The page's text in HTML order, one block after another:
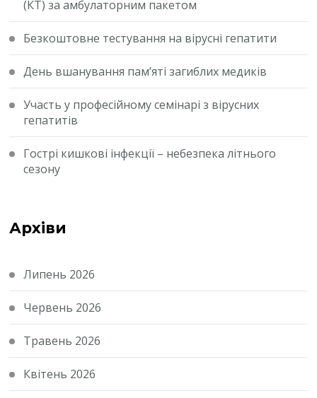
(КТ) за амбулаторним пакетом
Безкоштовне тестування на вірусні гепатити
День вшанування пам’яті загиблих медиків
Участь у професійному семінарі з вірусних
гепатитів
Гострі кишкові інфекції – небезпека літнього
сезону
Архіви
Липень 2026
Червень 2026
Травень 2026
Квітень 2026